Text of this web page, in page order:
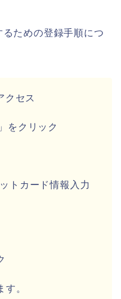
ための登録手順につ
クセス
をクリック
トカード情報入力
。